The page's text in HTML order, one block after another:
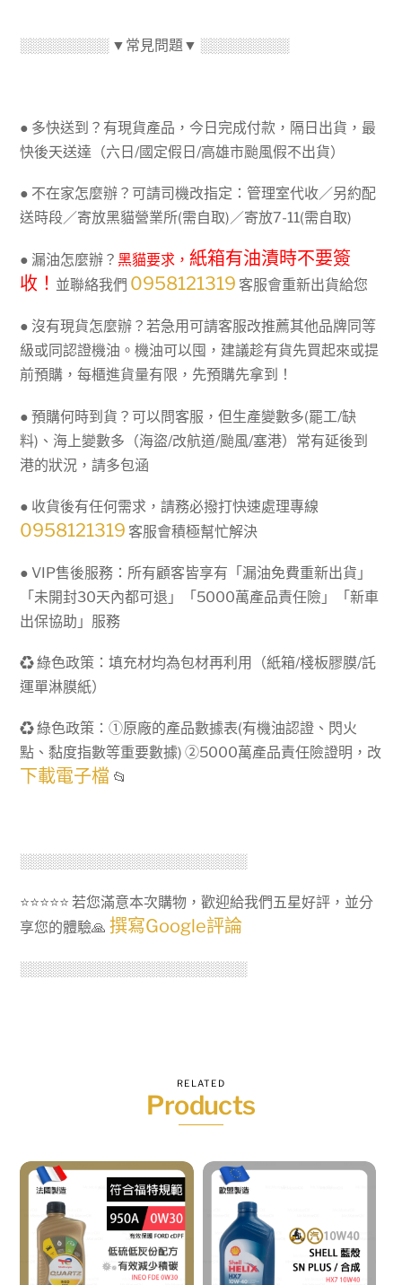
░░░░░░░░░ ▼常見問題▼ ░░░░░░░░░
● 多快送到？有現貨產品，今日完成付款，隔日出貨，最
快後天送達（六日/國定假日/高雄市颱風假不出貨）
● 不在家怎麼辦？可請司機改指定：管理室代收／另約配
送時段／寄放黑貓營業所(需自取)／寄放7-11(需自取)
● 漏油怎麼辦？黑貓要求， 紙箱有油漬時不要簽
收！ 並聯絡我們 0958121319 客服會重新出貨給您
● 沒有現貨怎麼辦？若急用可請客服改推薦其他品牌同等
級或同認證機油。機油可以囤，建議趁有貨先買起來或提
前預購，每櫃進貨量有限，先預購先拿到！
● 預購何時到貨？可以問客服，但生產變數多(罷工/缺
料)、海上變數多（海盜/改航道/颱風/塞港）常有延後到
港的狀況，請多包涵
● 收貨後有任何需求，請務必撥打快速處理專線
0958121319 客服會積極幫忙解決
● VIP售後服務：所有顧客皆享有「漏油免費重新出貨」
「未開封30天內都可退」「5000萬產品責任險」「新車
出保協助」服務
♻ 綠色政策：填充材均為包材再利用（紙箱/棧板膠膜/託
運單淋膜紙）
♻ 綠色政策：①原廠的產品數據表(有機油認證、閃火
點、黏度指數等重要數據) ②5000萬產品責任險證明，改
下載電子檔 📂
░░░░░░░░░░░░░░░░░░░░░░░
⭐⭐⭐⭐⭐ 若您滿意本次購物，歡迎給我們五星好評，並分
享您的體驗🙏 撰寫Google評論
░░░░░░░░░░░░░░░░░░░░░░░
RELATED
Products